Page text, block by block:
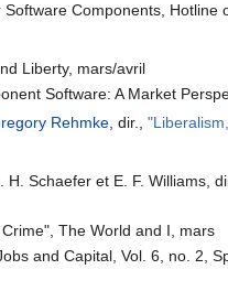
Components,
Liberty, mars/avril
Software: A Market
Rehmke, dir.,
Schaefer et E. F. Williams,
The World and I, mars
and Capital, Vol. 6, no. 2,